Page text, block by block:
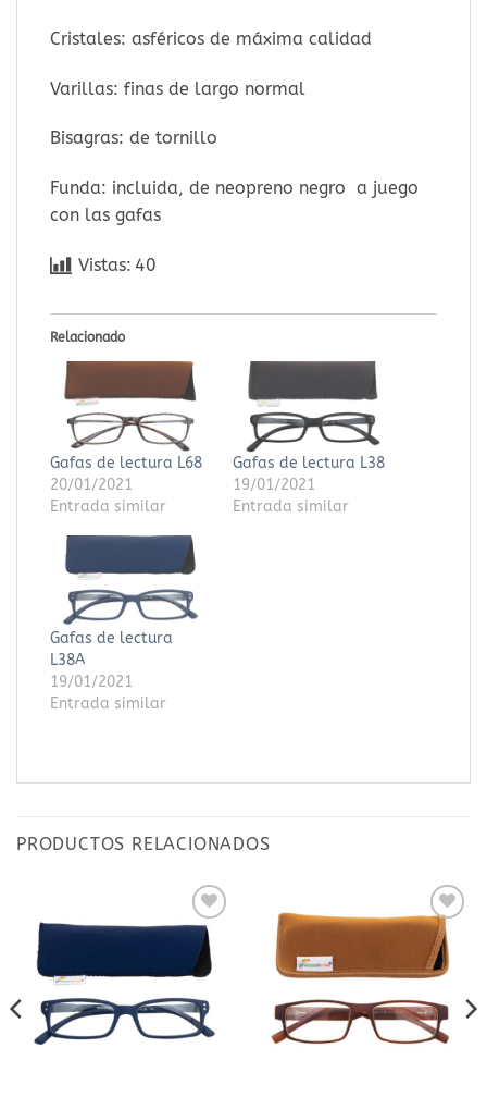
Cristales: asféricos de máxima calidad
Varillas: finas de largo normal
Bisagras: de tornillo
Funda: incluida, de neopreno negro a juego
con las gafas
Vistas: 40
Relacionado
Gafas de lectura L68
20/01/2021
Entrada similar
Gafas de lectura L38
19/01/2021
Entrada similar
Gafas de lectura
L38A
19/01/2021
Entrada similar
PRODUCTOS RELACIONADOS
Añadir
a la
lista
de
deseos
Añadir
a la
lista
de